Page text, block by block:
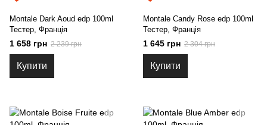
Montale Dark Aoud edp 100ml
Тестер, Франція
1 658 грн 2 239 грн
Купити
Montale Candy Rose edp 100ml
Тестер, Франція
1 645 грн 2 304 грн
Купити